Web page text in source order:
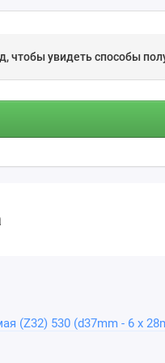
чтобы увидеть способы
(Z32) 530 (d37mm - 6 x